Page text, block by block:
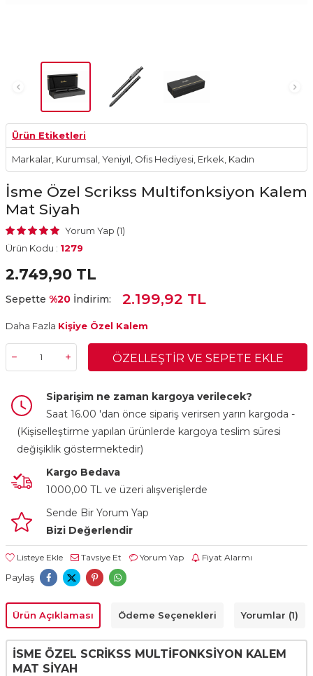
Ürün Etiketleri
Markalar Kurumsal Yeniyıl Ofis Hediyesi Erkek Kadın
İsme Özel Scrikss Multifonksiyon Kalem
Mat Siyah
Yorum Yap (1)
Ürün Kodu : 1279
2.749,90 TL
Sepette %20 İndirim: 2.199,92 TL
Daha Fazla Kişiye Özel Kalem
ÖZELLEŞTIR VE SEPETE EKLE
Siparişim ne zaman kargoya verilecek?
Saat 16.00 'dan önce sipariş verirsen yarın kargoda -
(Kişiselleştirme yapılan ürünlerde kargoya teslim süresi
değişiklik göstermektedir)
Kargo Bedava
1000,00 TL ve üzeri alışverişlerde
Sende Bir Yorum Yap
Bizi Değerlendir
Listeye Ekle Tavsiye Et Yorum Yap Fiyat Alarmı
Paylaş
Ürün Açıklaması Ödeme Seçenekleri Yorumlar (1)
İSME ÖZEL SCRİKSS MULTİFONKSİYON KALEM
MAT SİYAH